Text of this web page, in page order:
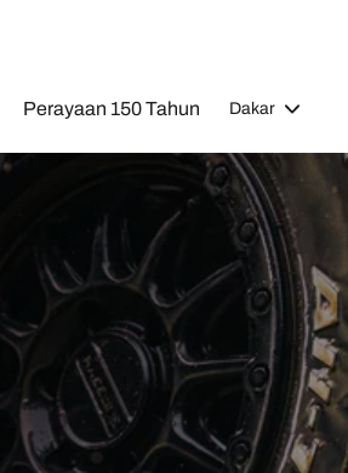
Perayaan 150 Tahun Dakar